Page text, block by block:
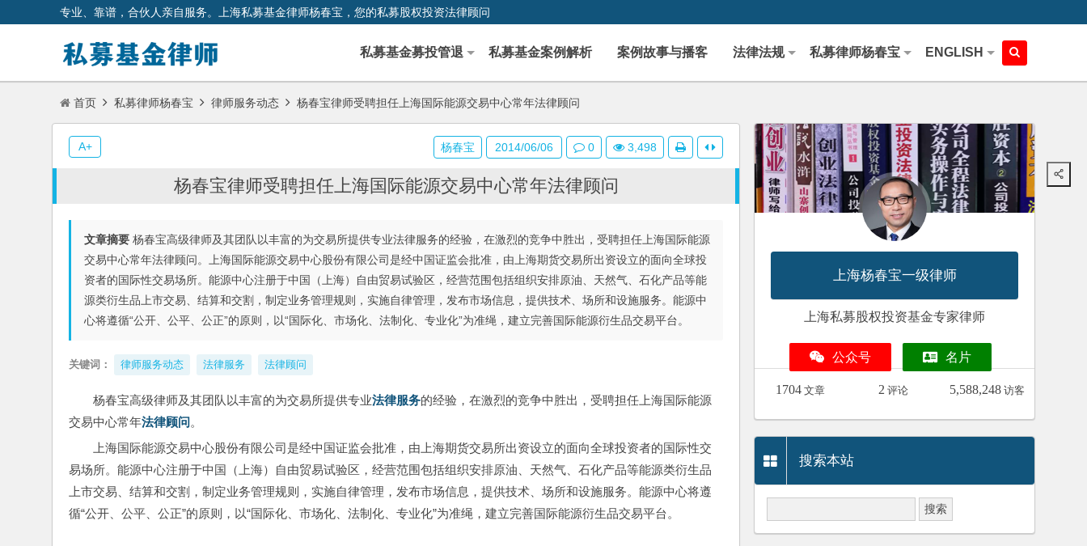
专业、靠谱，合伙人亲自服务。上海私募基金律师杨春宝，您的私募股权投资法律顾问
私募基金募投管退 私募基金案例解析 案例故事与播客 法律法规 私募律师杨春宝 ENGLISH
首页 私募律师杨春宝 律师服务动态 杨春宝律师受聘担任上海国际能源交易中心常年法律顾问
杨春宝律师受聘担任上海国际能源交易中心常年法律顾问
文章摘要 杨春宝高级律师及其团队以丰富的为交易所提供专业法律服务的经验，在激烈的竞争中胜出，受聘担任上海国际能源
交易中心常年法律顾问。上海国际能源交易中心股份有限公司是经中国证监会批准，由上海期货交易所出资设立的面向全球投
资者的国际性交易场所。能源中心注册于中国（上海）自由贸易试验区，经营范围包括组织安排原油、天然气、石化产品等能
源类衍生品上市交易、结算和交割，制定业务管理规则，实施自律管理，发布市场信息，提供技术、场所和设施服务。能源中
心将遵循“公开、公平、公正”的原则，以“国际化、市场化、法制化、专业化”为准绳，建立完善国际能源衍生品交易平台。
关键词： 律师服务动态 法律服务 法律顾问
杨春宝高级律师及其团队以丰富的为交易所提供专业法律服务的经验，在激烈的竞争中胜出，受聘担任上海国际能源
交易中心常年法律顾问。
上海国际能源交易中心股份有限公司是经中国证监会批准，由上海期货交易所出资设立的面向全球投资者的国际性交
易场所。能源中心注册于中国（上海）自由贸易试验区，经营范围包括组织安排原油、天然气、石化产品等能源类衍生品
上市交易、结算和交割，制定业务管理规则，实施自律管理，发布市场信息，提供技术、场所和设施服务。能源中心将遵
循“公开、公平、公正”的原则，以“国际化、市场化、法制化、专业化”为准绳，建立完善国际能源衍生品交易平台。
杨春宝 2014/06/06 0 3,498
A+
上海杨春宝一级律师
上海私募股权投资基金专家律师
公众号 名片
1704 文章 2 评论 5,588,248 访客
搜索本站